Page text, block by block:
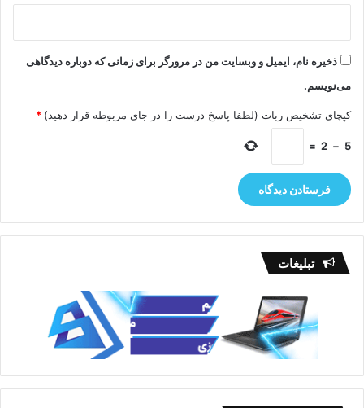
ذخیره نام، ایمیل و وبسایت من در مرورگر برای زمانی که دوباره دیدگاهی
می‌نویسم.
کپچای تشخیص ربات (لطفا پاسخ درست را در جای مربوطه قرار دهید) *
5
−
2
=
تبلیغات